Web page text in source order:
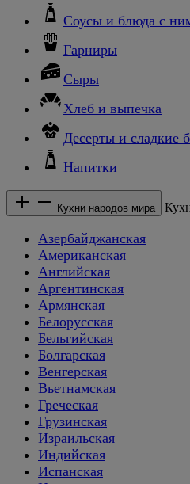
Соусы и блюда с
Гарниры
Сыры
Хлеб и выпечка
Десерты и сладкие
Напитки
Кухни народов мира
Азербайджанская
Американская
Английская
Аргентинская
Армянская
Белорусская
Бельгийская
Болгарская
Венгерская
Вьетнамская
Греческая
Грузинская
Израильская
Индийская
Испанская